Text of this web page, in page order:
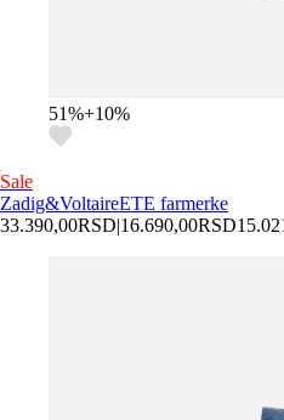
51%+10%
Sale
Zadig&VoltaireETE farmerke
33.390,00RSD|16.690,00RSD